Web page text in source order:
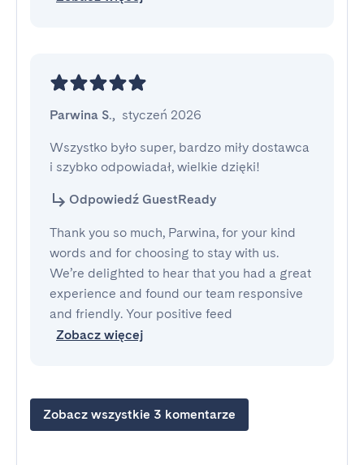
Parwina S., styczeń 2026
Wszystko było super, bardzo miły dostawca
i szybko odpowiadał, wielkie dzięki!
Odpowiedź GuestReady
Thank you so much, Parwina, for your kind
words and for choosing to stay with us.
We’re delighted to hear that you had a great
experience and found our team responsive
and friendly. Your positive feed
Zobacz więcej
Zobacz wszystkie 3 komentarze